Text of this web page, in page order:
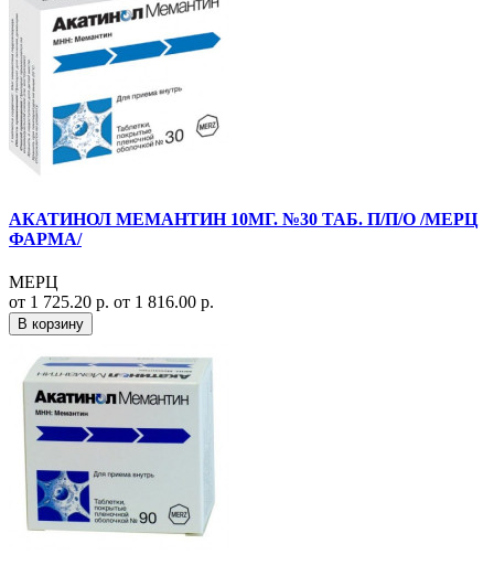
АКАТИНОЛ МЕМАНТИН 10МГ. №30 ТАБ. П/П/О /МЕРЦ
ФАРМА/
МЕРЦ
от 1 725.20 р. от 1 816.00 р.
В корзину